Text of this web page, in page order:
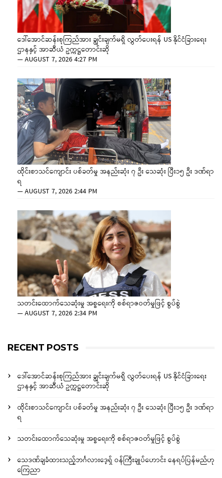
ဒေါ်အောင်ဆန်းစုကြည်အား ချွင်းချက်မရှိ လွှတ်ပေးရန် US နိုင်ငံခြားရေး
ဌာနနှင့် အာဆီယံ ဥက္ကဋ္ဌတောင်းဆို
—AUGUST 7, 2026 4:27 PM
ထိုင်းစာသင်ကျောင်း ပစ်ခတ်မှု အနည်းဆုံး ၇ ဦး သေဆုံး ပြီး၁၅ ဦး ဒဏ်ရာ
ရ
—AUGUST 7, 2026 2:44 PM
သတင်းထောက်သေဆုံးမှု အစ္စရေးကို စစ်ရာဇဝတ်မှုဖြင့် စွပ်စွဲ
—AUGUST 7, 2026 2:34 PM
RECENT POSTS
ဒေါ်အောင်ဆန်းစုကြည်အား ချွင်းချက်မရှိ လွှတ်ပေးရန် US နိုင်ငံခြားရေး
ဌာနနှင့် အာဆီယံ ဥက္ကဋ္ဌတောင်းဆို
ထိုင်းစာသင်ကျောင်း ပစ်ခတ်မှု အနည်းဆုံး ၇ ဦး သေဆုံး ပြီး၁၅ ဦး ဒဏ်ရာ
ရ
သတင်းထောက်သေဆုံးမှု အစ္စရေးကို စစ်ရာဇဝတ်မှုဖြင့် စွပ်စွဲ
သေဒဏ်ချခံထားသည့်ဘင်္ဂလားဒေ့ရှ် ဝန်ကြီးချုပ်ဟောင်း နေရပ်ပြန်မည်ဟု
ကြေညာ